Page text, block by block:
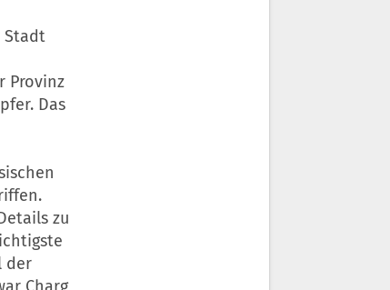
Stadt
Provinz
Das
zu
der
Charg